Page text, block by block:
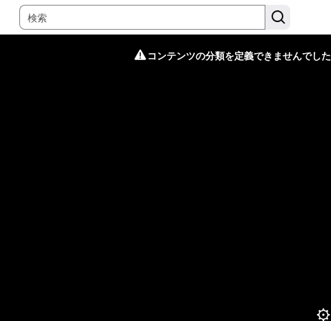
コンテンツの分類を定義できませんでした